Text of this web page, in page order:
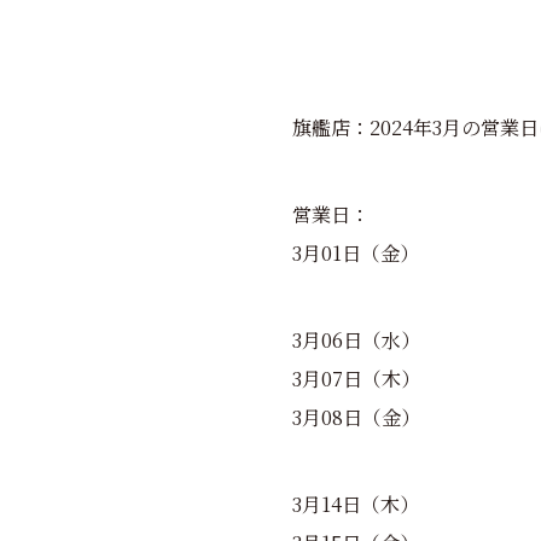
旗艦店：2024年3月の営業
営業日：
3月01日（金）
3月06日（水）
3月07日（木）
3月08日（金）
3月14日（木）